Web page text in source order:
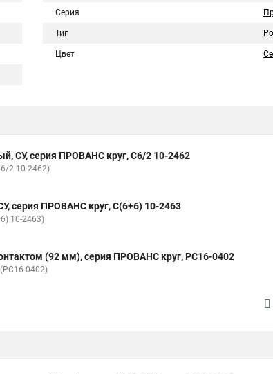
Серия
Тип
Цвет
СУ, серия ПРОВАНС круг, С6/2 10-2462
2 10-2462)
серия ПРОВАНС круг, С(6+6) 10-2463
10-2463)
(92 мм), серия ПРОВАНС круг, РС16-0402
0402)